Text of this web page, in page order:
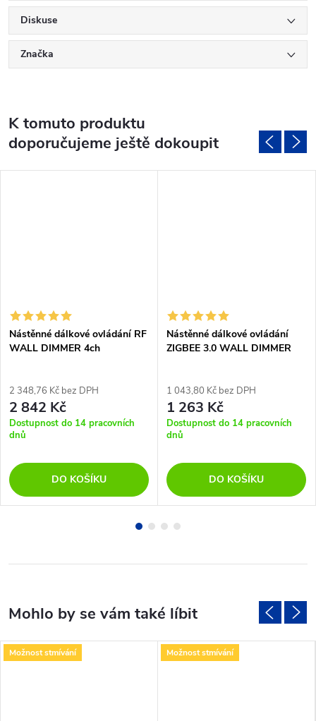
Diskuse
Značka
K tomuto produktu
doporučujeme ještě dokoupit
Nástěnné dálkové ovládání RF
WALL DIMMER 4ch
2 348,76 Kč bez DPH
2 842 Kč
Dostupnost do 14 pracovních
dnů
DO KOŠÍKU
Nástěnné dálkové ovládání
ZIGBEE 3.0 WALL DIMMER
1 043,80 Kč bez DPH
1 263 Kč
Dostupnost do 14 pracovních
dnů
DO KOŠÍKU
Možnost stmívání Možnost stmívání